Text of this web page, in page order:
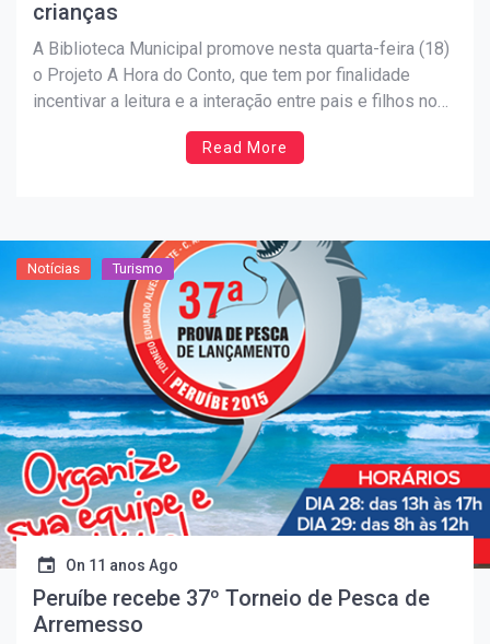
crianças
A Biblioteca Municipal promove nesta quarta-feira (18)
o Projeto A Hora do Conto, que tem por finalidade
incentivar a leitura e a interação entre pais e filhos no
aprendizado. Já pela manhã, diversas crianças tiveram
a oportunidade de mergulhar no universo da leitura e da
Read More
Notícias Turismo
On 11 anos Ago
Peruíbe recebe 37º Torneio de Pesca de
Arremesso